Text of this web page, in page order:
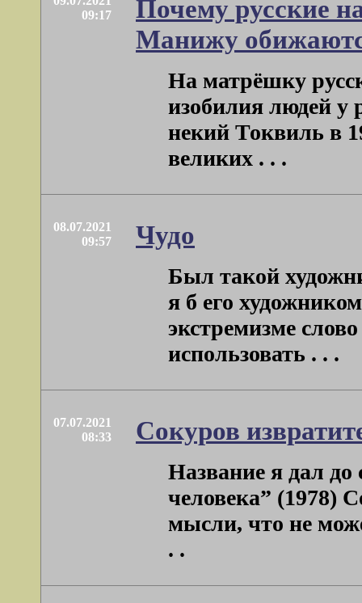
09:17
Почему русские
Манижу
На матрёшку
изобилия людей у
некий Токвиль в
великих . . .
08.07.2021
09:57
Чудо
Был такой
я б его
экстремизме
использовать . . .
07.07.2021
08:33
Сокуров
Название я дал
человека” (1978)
мысли, что не
. .